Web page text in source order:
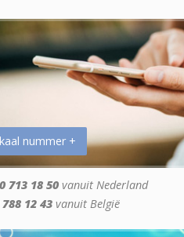
nummer +
713 18 50 vanuit Nederland
12 43 vanuit België